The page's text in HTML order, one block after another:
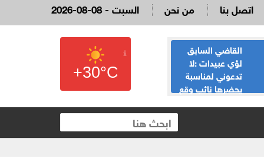
2026-08-08 - السبت من نحن اتصل بنا
القاضي السابق
لؤي عبيدات :لا
تدعوني لمناسبة
يحضرها نائب وقع
الحياصات ينفي
صحة انباء صدور
نتائج الثانوية العامة
غدا الخميس
+30°C